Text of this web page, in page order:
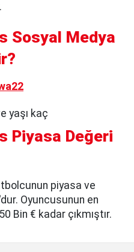
Sosyal Medya
Piyasa Değeri
piyasa ve
Oyuncusunun en
Bin € kadar çıkmıştır.